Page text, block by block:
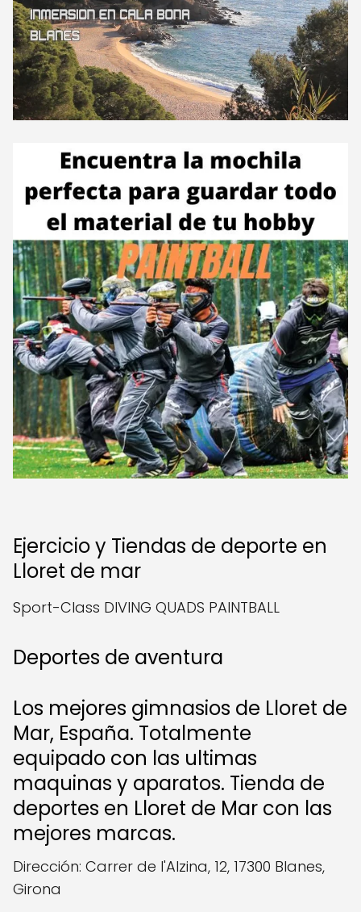
Ejercicio y Tiendas de deporte en
Lloret de mar
Sport-Class DIVING QUADS PAINTBALL
Deportes de aventura
Los mejores gimnasios de Lloret de
Mar, España. Totalmente
equipado con las ultimas
maquinas y aparatos. Tienda de
deportes en Lloret de Mar con las
mejores marcas.
Dirección: Carrer de l'Alzina, 12, 17300 Blanes,
Girona